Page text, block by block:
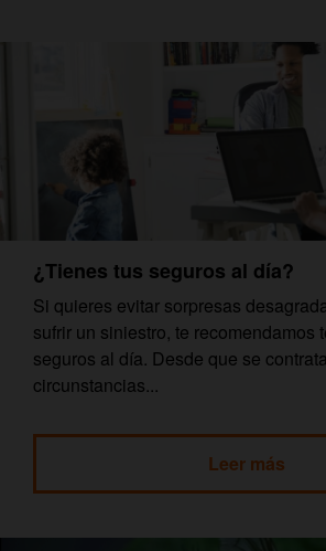
¿Tienes tus seguros al día?
Si quieres evitar sorpresas
sufrir un siniestro, te recomendamos
seguros al día. Desde que se
circunstancias...
Leer más